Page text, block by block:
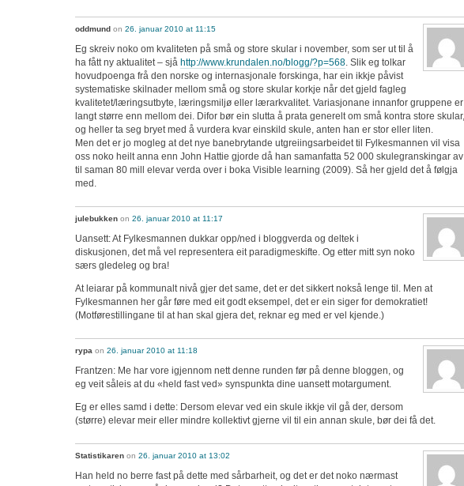
oddmund on 26. januar 2010 at 11:15
Eg skreiv noko om kvaliteten på små og store skular i november, som ser ut til å
ha fått ny aktualitet – sjå http://www.krundalen.no/blogg/?p=568 . Slik eg tolkar
hovudpoenga frå den norske og internasjonale forskinga, har ein ikkje påvist
systematiske skilnader mellom små og store skular korkje når det gjeld fagleg
kvalitetet/læringsutbyte, læringsmiljø eller lærarkvalitet. Variasjonane innanfor gruppene er
langt større enn mellom dei. Difor bør ein slutta å prata generelt om små kontra store skular,
og heller ta seg bryet med å vurdera kvar einskild skule, anten han er stor eller liten.
Men det er jo mogleg at det nye banebrytande utgreiingsarbeidet til Fylkesmannen vil visa
oss noko heilt anna enn John Hattie gjorde då han samanfatta 52 000 skulegranskingar av
til saman 80 mill elevar verda over i boka Visible learning (2009). Så her gjeld det å følgja
med.
julebukken on 26. januar 2010 at 11:17
Uansett: At Fylkesmannen dukkar opp/ned i bloggverda og deltek i
diskusjonen, det må vel representera eit paradigmeskifte. Og etter mitt syn noko
særs gledeleg og bra!
At leiarar på kommunalt nivå gjer det same, det er det sikkert nokså lenge til. Men at
Fylkesmannen her går føre med eit godt eksempel, det er ein siger for demokratiet!
(Motførestillingane til at han skal gjera det, reknar eg med er vel kjende.)
rypa on 26. januar 2010 at 11:18
Frantzen: Me har vore igjennom nett denne runden før på denne bloggen, og
eg veit såleis at du «held fast ved» synspunkta dine uansett motargument.
Eg er elles samd i dette: Dersom elevar ved ein skule ikkje vil gå der, dersom
(større) elevar meir eller mindre kollektivt gjerne vil til ein annan skule, bør dei få det.
Statistikaren on 26. januar 2010 at 13:02
Han held no berre fast på dette med sårbarheit, og det er det noko nærmast